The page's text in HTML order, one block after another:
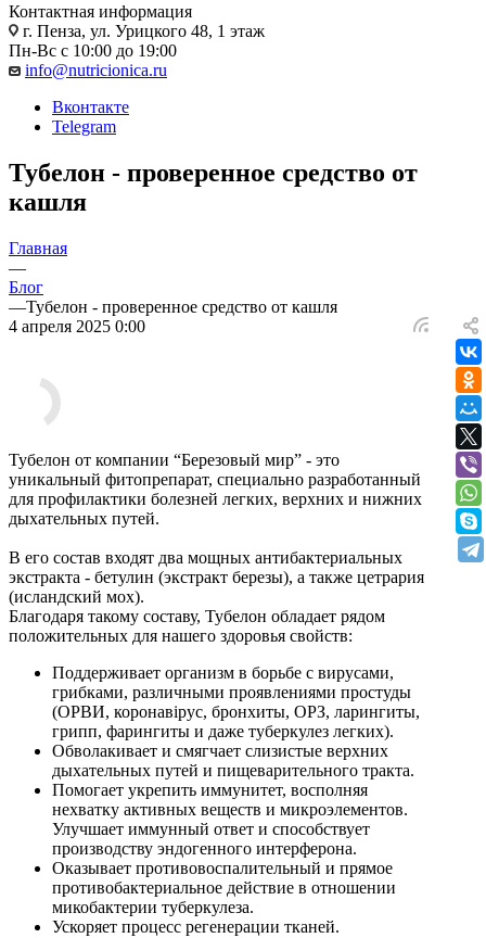
Контактная информация
г. Пенза, ул. Урицкого 48, 1 этаж
Пн-Вс с 10:00 до 19:00
info@nutricionica.ru
Вконтакте
Telegram
Тубелон - проверенное средство от
кашля
Главная
—
Блог
—Тубелон - проверенное средство от кашля
4 апреля 2025 0:00
Тубелон от компании “Березовый мир” - это
уникальный фитопрепарат, специально разработанный
для профилактики болезней легких, верхних и нижних
дыхательных путей.
В его состав входят два мощных антибактериальных
экстракта - бетулин (экстракт березы), а также цетрария
(исландский мох).
Благодаря такому составу, Тубелон обладает рядом
положительных для нашего здоровья свойств:
Поддерживает организм в борьбе с вирусами,
грибками, различными проявлениями простуды
(ОРВИ, коронавiрyс, бронхиты, ОРЗ, ларингиты,
грипп, фарингиты и даже туберкулез легких).
Обволакивает и смягчает слизистые верхних
дыхательных путей и пищеварительного тракта.
Помогает укрепить иммунитет, восполняя
нехватку активных веществ и микроэлементов.
Улучшает иммунный ответ и способствует
производству эндогенного интерферона.
Оказывает противовоспалительный и прямое
противобактериальное действие в отношении
микобактерии туберкулеза.
Ускоряет процесс регенерации тканей.